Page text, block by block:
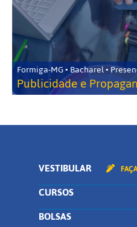
Formiga-MG • Bacharel •
Publicidade e
VESTIBULAR
CURSOS
BOLSAS